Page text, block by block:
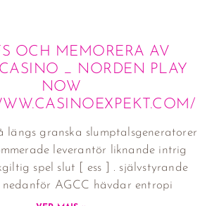
OCH MEMORERA AV
_ NORDEN PLAY
NOW
längs granska slumptalsgeneratorer
leverantör liknande intrig
spel slut [ ess ] . självstyrande
nedanför AGCC hävdar entropi